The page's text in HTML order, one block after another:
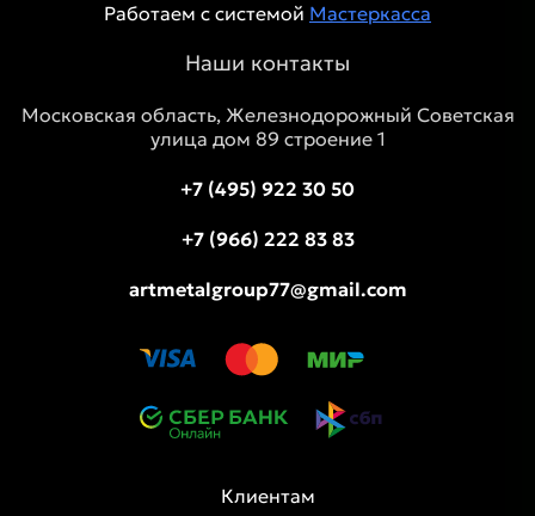
Работаем с системой Мастеркасса
Наши контакты
Московская область, Железнодорожный Советская
улица дом 89 строение 1
+7 (495) 922 30 50
+7 (966) 222 83 83
artmetalgroup77@gmail.com
Клиентам